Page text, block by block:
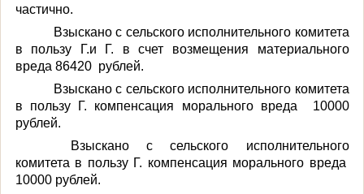
частично.
Взыскано с сельского исполнительного комитета
в пользу Г.и Г. в счет возмещения материального
вреда 86420 рублей.
Взыскано с сельского исполнительного комитета
в пользу Г. компенсация морального вреда
10000
рублей.
Взыскано с сельского исполнительного
комитета в пользу Г. компенсация морального вреда
10000 рублей.